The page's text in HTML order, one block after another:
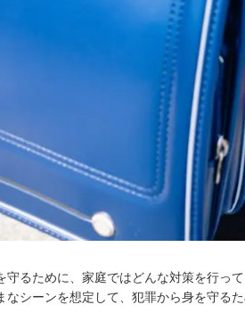
守るために、家庭ではどんな対策を行っ
なシーンを想定して、犯罪から身を守る